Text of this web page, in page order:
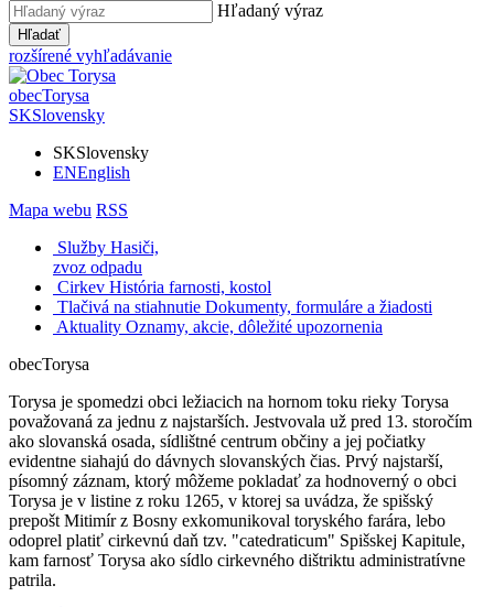
Hľadaný výraz
Hľadať
rozšírené vyhľadávanie
obecTorysa
SKSlovensky
SKSlovensky
ENEnglish
Mapa webu RSS
Služby Hasiči,
zvoz odpadu
Cirkev História farnosti, kostol
Tlačivá na stiahnutie Dokumenty, formuláre a žiadosti
Aktuality Oznamy, akcie, dôležité upozornenia
obecTorysa
Torysa je spomedzi obci ležiacich na hornom toku rieky Torysa
považovaná za jednu z najstarších. Jestvovala už pred 13. storočím
ako slovanská osada, sídlištné centrum občiny a jej počiatky
evidentne siahajú do dávnych slovanských čias. Prvý najstarší,
písomný záznam, ktorý môžeme pokladať za hodnoverný o obci
Torysa je v listine z roku 1265, v ktorej sa uvádza, že spišský
prepošt Mitimír z Bosny exkomunikoval toryského farára, lebo
odoprel platiť cirkevnú daň tzv. "catedraticum" Spišskej Kapitule,
kam farnosť Torysa ako sídlo cirkevného dištriktu administratívne
patrila.